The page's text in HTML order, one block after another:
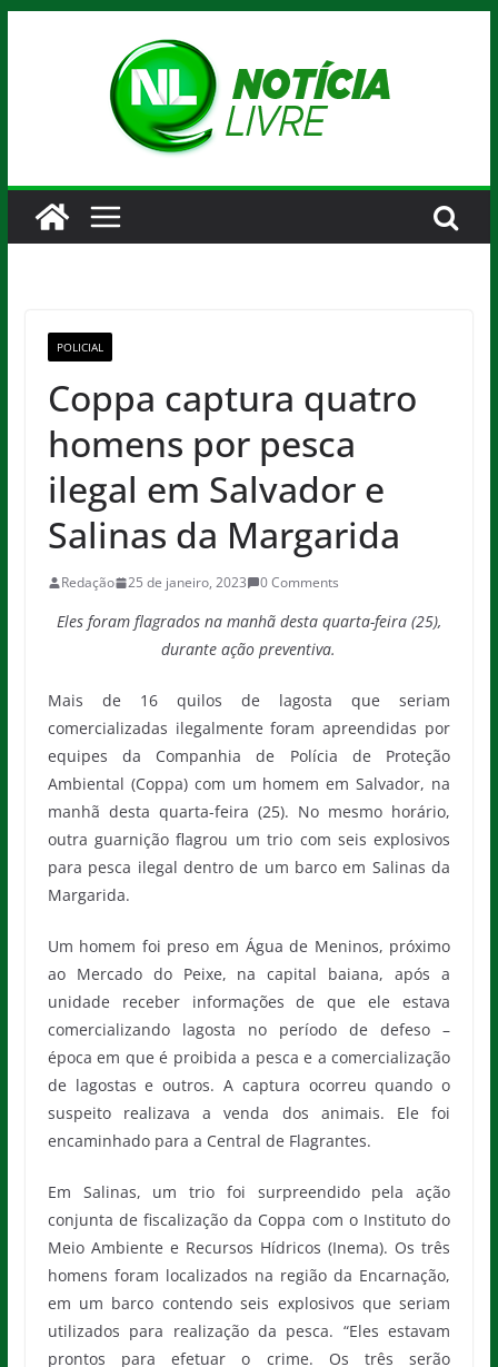
POLICIAL
Coppa captura quatro
homens por pesca
ilegal em Salvador e
Salinas da Margarida
Redação 25 de janeiro, 2023 0 Comments
Eles foram flagrados na manhã desta quarta-feira (25),
durante ação preventiva.
Mais de 16 quilos de lagosta que seriam
comercializadas ilegalmente foram apreendidas por
equipes da Companhia de Polícia de Proteção
Ambiental (Coppa) com um homem em Salvador, na
manhã desta quarta-feira (25). No mesmo horário,
outra guarnição flagrou um trio com seis explosivos
para pesca ilegal dentro de um barco em Salinas da
Margarida.
Um homem foi preso em Água de Meninos, próximo
ao Mercado do Peixe, na capital baiana, após a
unidade receber informações de que ele estava
comercializando lagosta no período de defeso –
época em que é proibida a pesca e a comercialização
de lagostas e outros. A captura ocorreu quando o
suspeito realizava a venda dos animais. Ele foi
encaminhado para a Central de Flagrantes.
Em Salinas, um trio foi surpreendido pela ação
conjunta de fiscalização da Coppa com o Instituto do
Meio Ambiente e Recursos Hídricos (Inema). Os três
homens foram localizados na região da Encarnação,
em um barco contendo seis explosivos que seriam
utilizados para realização da pesca. “Eles estavam
prontos para efetuar o crime. Os três serão